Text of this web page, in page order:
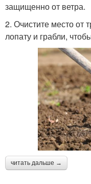
защищенно от ветра.
2. Очистите место от
лопату и грабли,
читать дальше →